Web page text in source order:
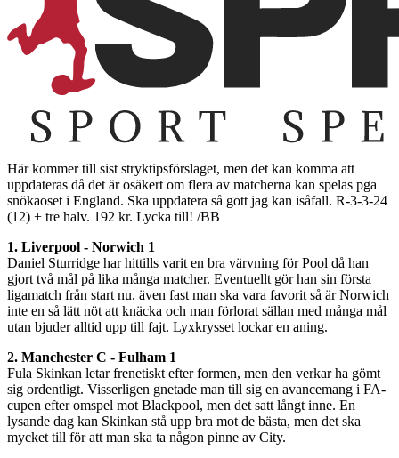
Här kommer till sist stryktipsförslaget, men det kan komma att
uppdateras då det är osäkert om flera av matcherna kan spelas pga
snökaoset i England. Ska uppdatera så gott jag kan isåfall. R-3-3-24
(12) + tre halv. 192 kr. Lycka till! /BB
1. Liverpool - Norwich 1
Daniel Sturridge har hittills varit en bra värvning för Pool då han
gjort två mål på lika många matcher. Eventuellt gör han sin första
ligamatch från start nu. även fast man ska vara favorit så är Norwich
inte en så lätt nöt att knäcka och man förlorat sällan med många mål
utan bjuder alltid upp till fajt. Lyxkrysset lockar en aning.
2. Manchester C - Fulham 1
Fula Skinkan letar frenetiskt efter formen, men den verkar ha gömt
sig ordentligt. Visserligen gnetade man till sig en avancemang i FA-
cupen efter omspel mot Blackpool, men det satt långt inne. En
lysande dag kan Skinkan stå upp bra mot de bästa, men det ska
mycket till för att man ska ta någon pinne av City.